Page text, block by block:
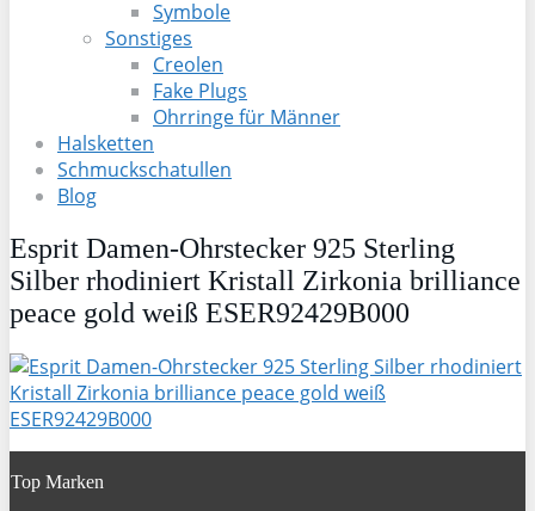
Symbole
Sonstiges
Creolen
Fake Plugs
Ohrringe für Männer
Halsketten
Schmuckschatullen
Blog
Esprit Damen-Ohrstecker 925 Sterling
Silber rhodiniert Kristall Zirkonia brilliance
peace gold weiß ESER92429B000
Top Marken